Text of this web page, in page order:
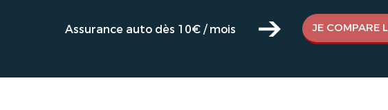
Assurance auto dès 10€ / mois JE COMPARE